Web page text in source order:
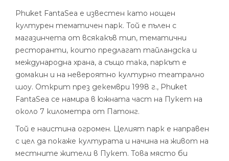
Phuket FantaSea е известен като нощен
културен тематичен парк. Той е пълен с
магазинчета от всякакъв тип, тематични
ресторанти, които предлагат тайландска и
международна храна, а също така, паркът е
домакин и на невероятно културно театрално
шоу. Открит през декември 1998 г., Phuket
FantaSea се намира в южната част на Пукет на
около 7 километра от Патонг.
Той е наистина огромен. Целият парк е направен
с цел да покаже културата и начина на живот на
местните жители в Пукет. Това място би